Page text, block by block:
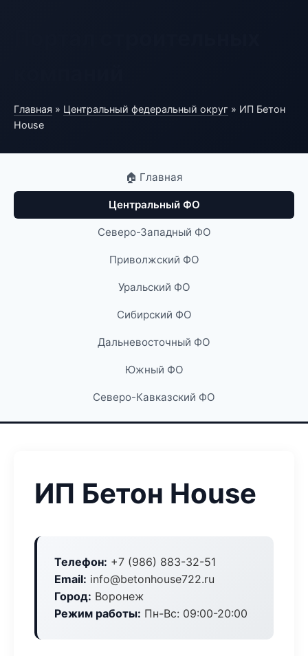
Главная » Центральный федеральный округ » ИП Бетон
House
🏠 Главная
Центральный ФО
Северо-Западный ФО
Приволжский ФО
Уральский ФО
Сибирский ФО
Дальневосточный ФО
Южный ФО
Северо-Кавказский ФО
ИП Бетон House
Телефон: +7 (986) 883-32-51
Email: info@betonhouse722.ru
Город: Воронеж
Режим работы: Пн-Вс: 09:00-20:00